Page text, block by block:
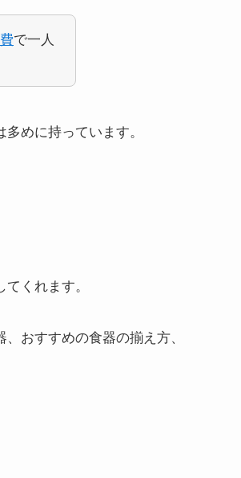
で一人
めに持っています。
てくれます。
おすすめの食器の揃え方、